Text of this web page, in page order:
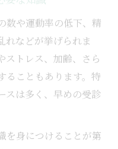
数や運動率の低下、精
れなどが挙げられま
ストレス、加齢、さら
ることもあります。特
スは多く、早めの受診
を身につけることが第